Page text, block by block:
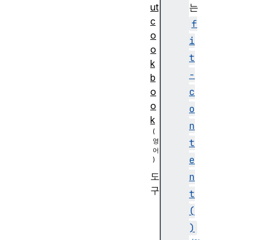
는
f
i
t
-
c
o
n
t
e
n
t
(
)
ut
c
o
o
k
b
o
o
k
도
구